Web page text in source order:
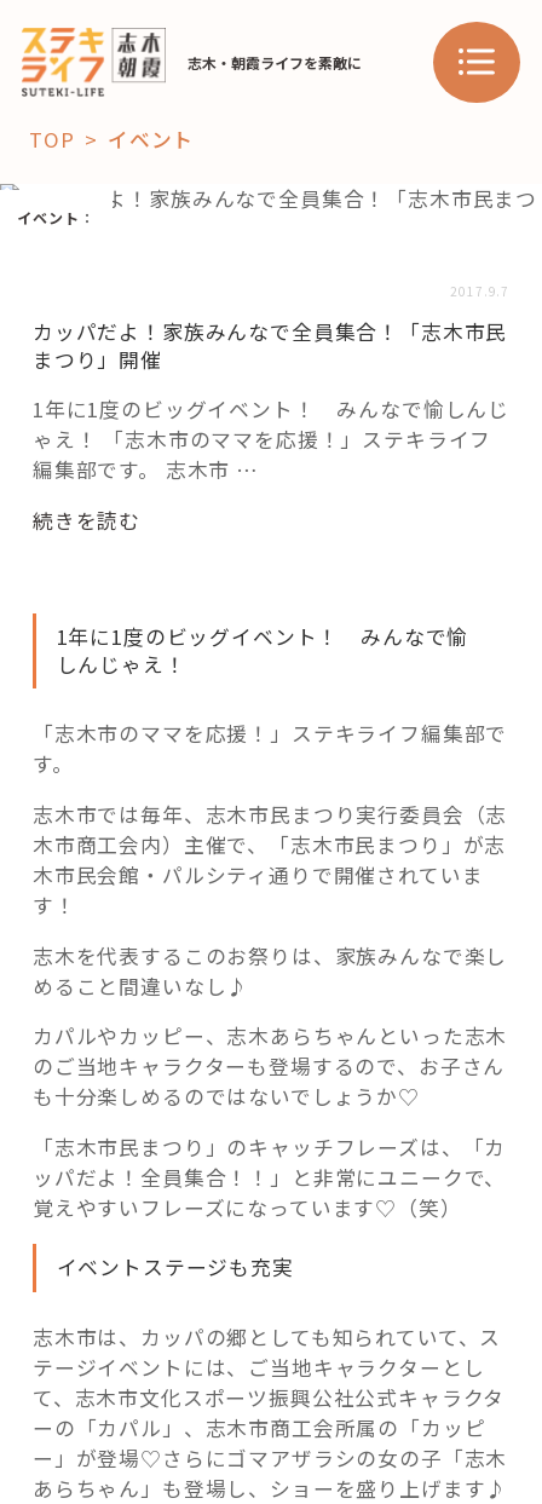
志木・朝霞ライフを素敵に
「コト」
おすすめ
スポット 学び・教育
「場」
「モノ」
fleXe リノベ事例
「ひと」
協賛・協力店
コーディネーター紹介
これからの暮らし 住み替え相談
TOP イベント
イベント ：
2017.9.7
カッパだよ！家族みんなで全員集合！「志木市民
まつり」開催
1年に1度のビッグイベント！ みんなで愉しんじ
ゃえ！ 「志木市のママを応援！」ステキライフ
編集部です。 志木市 …
“カ
だ
よ！
み
ん
で
全
員
集
合！
「志
木
市
民
ま
り」
開
催”
の
続きを読む
1年に1度のビッグイベント！ みんなで愉
しんじゃえ！
「志木市のママを応援！」ステキライフ編集部で
す。
志木市では毎年、志木市民まつり実行委員会（志
木市商工会内）主催で、「志木市民まつり」が志
木市民会館・パルシティ通りで開催されていま
す！
志木を代表するこのお祭りは、家族みんなで楽し
めること間違いなし♪
カパルやカッピー、志木あらちゃんといった志木
のご当地キャラクターも登場するので、お子さん
も十分楽しめるのではないでしょうか♡
「志木市民まつり」のキャッチフレーズは、「カ
ッパだよ！全員集合！！」と非常にユニークで、
覚えやすいフレーズになっています♡（笑）
イベントステージも充実
志木市は、カッパの郷としても知られていて、ス
テージイベントには、ご当地キャラクターとし
て、志木市文化スポーツ振興公社公式キャラクタ
ーの「カパル」、志木市商工会所属の「カッピ
ー」が登場♡さらにゴマアザラシの女の子「志木
あらちゃん」も登場し、ショーを盛り上げます♪